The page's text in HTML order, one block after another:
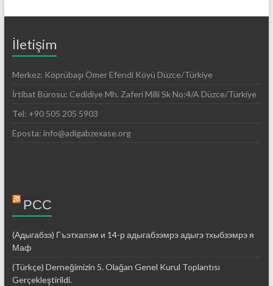
İletişim
Merkez: Köprübaşı Ömer Efendi Köyü Düzce/Türkiye
İrtibat Bürosu: Cedidiye Mh. Zaferi Milli Sk No:4/A Düzce/Türkiye
Tel: +90 505 205 5903
Eposta: info@adigabzexase.org
РСС
(Адыгабзэ) Гъэтхапэм и 14-р адыгабзэмрэ адыгэ тхыбзэмрэ я
Маф
(Türkçe) Derneğimizin 5. Olağan Genel Kurul Toplantısı
Gerçekleştirildi.